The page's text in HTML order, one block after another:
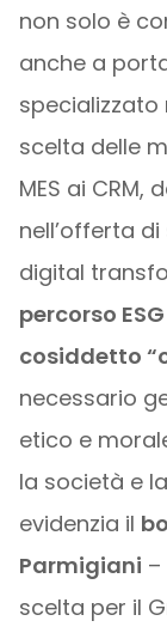
non solo è
anche a
specializzato
scelta delle
MES ai CRM,
nell’offerta
digital
percorso
cosiddetto
necessario
etico e
la società e
evidenzia il
Parmigiani
scelta per il